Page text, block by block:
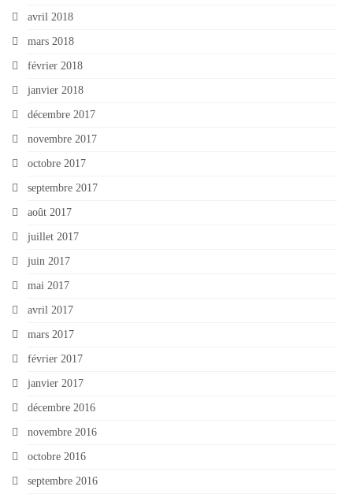
avril 2018
mars 2018
février 2018
janvier 2018
décembre 2017
novembre 2017
octobre 2017
septembre 2017
août 2017
juillet 2017
juin 2017
mai 2017
avril 2017
mars 2017
février 2017
janvier 2017
décembre 2016
novembre 2016
octobre 2016
septembre 2016